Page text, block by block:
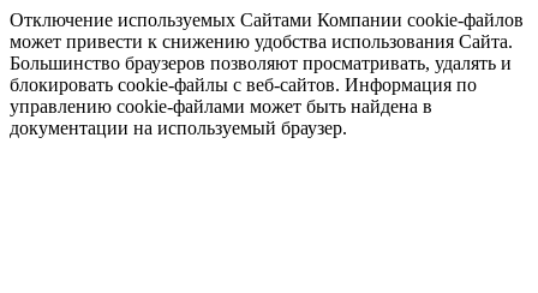
Отключение используемых Сайтами Компании cookie-файлов
может привести к снижению удобства использования Сайта.
Большинство браузеров позволяют просматривать, удалять и
блокировать cookie-файлы c веб-сайтов. Информация по
управлению cookie-файлами может быть найдена в
документации на используемый браузер.